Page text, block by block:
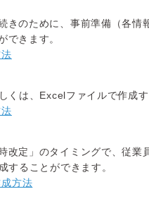
きのために、事前準備（各情
できます。
くは、Excelファイルで作成す
改定」のタイミングで、従業
することができます。
方法